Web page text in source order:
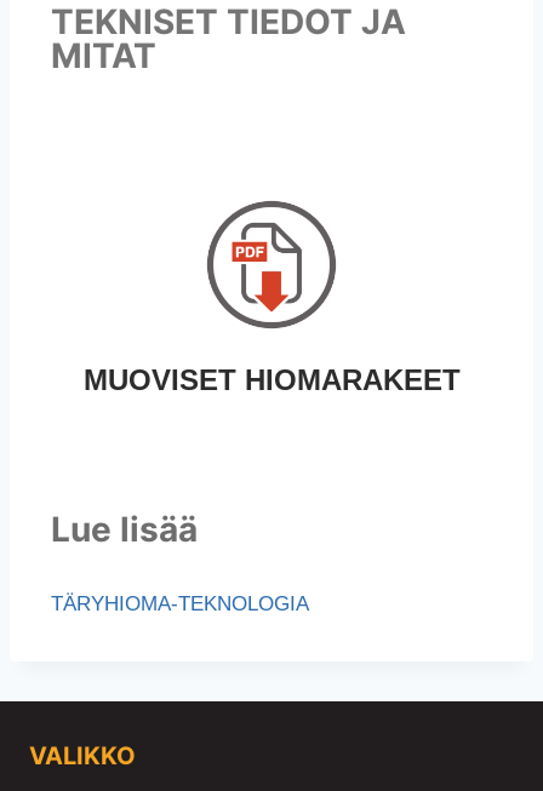
TEKNISET TIEDOT JA
MITAT
MUOVISET HIOMARAKEET
Lue lisää
TÄRYHIOMA-TEKNOLOGIA
VALIKKO